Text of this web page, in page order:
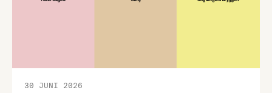
30 JUNI 2026